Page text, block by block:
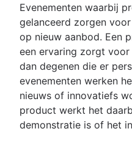
Evenementen waarbij
gelanceerd zorgen
op nieuw aanbod. Een
een ervaring zorgt
dan degenen die er
evenementen werken
nieuws of innovatiefs
product werkt het
demonstratie is of het